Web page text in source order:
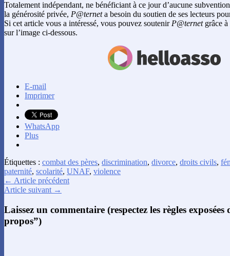
Totalement indépendant, ne bénéficiant à ce jour d’aucune
la générosité privée, P@terneta besoin du soutien de ses lecteurs
Si cet article vous a intéressé, vous pouvez soutenir P@ternetgrâce à
sur l’image ci-dessous.
E-mail
Imprimer
WhatsApp
Plus
Étiquettes : combat des pères, discrimination, divorce, droits civils,
paternité, scolarité, UNAF, violence
← Article précédent
Article suivant →
Laissez un commentaire (respectez les règles
propos”)